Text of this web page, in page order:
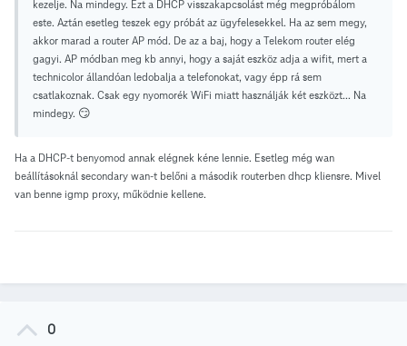
kezelje. Na mindegy. Ezt a DHCP visszakapcsolást még megpróbálom
este. Aztán esetleg teszek egy próbát az ügyfelesekkel. Ha az sem megy,
akkor marad a router AP mód. De az a baj, hogy a Telekom router elég
gagyi. AP módban meg kb annyi, hogy a saját eszköz adja a wifit, mert a
technicolor állandóan ledobalja a telefonokat, vagy épp rá sem
csatlakoznak. Csak egy nyomorék WiFi miatt használják két eszközt... Na
mindegy. 😏
Ha a DHCP-t benyomod annak elégnek kéne lennie. Esetleg még wan
beállításoknál secondary wan-t belőni a második routerben dhcp kliensre. Mivel
van benne igmp proxy, működnie kellene.
0